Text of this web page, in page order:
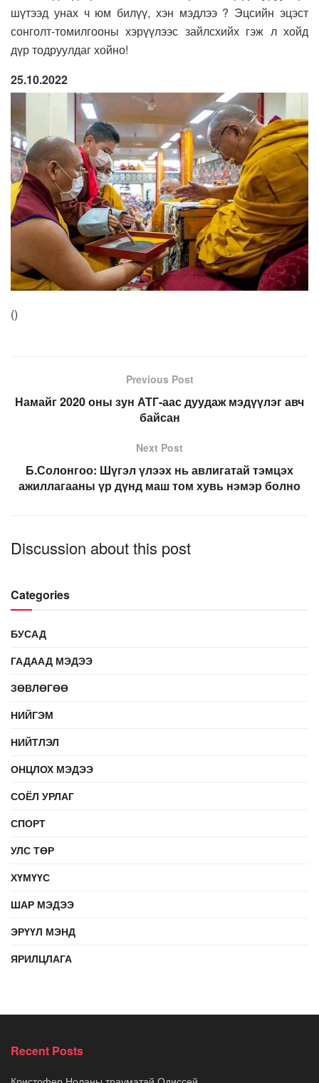
шүтээд унах ч юм билүү, хэн мэдлээ ? Эцсийн эцэст
сонголт-томилгооны хэрүүлээс зайлсхийх гэж л хойд
дүр тодруулдаг хойно!
25.10.2022
()
Previous Post
Намайг 2020 оны зун АТГ-аас дуудаж мэдүүлэг авч
байсан
Next Post
Б.Солонгоо: Шүгэл үлээх нь авлигатай тэмцэх
ажиллагааны үр дүнд маш том хувь нэмэр болно
Discussion about this post
Categories
БУСАД
ГАДААД МЭДЭЭ
ЗӨВЛӨГӨӨ
НИЙГЭМ
НИЙТЛЭЛ
ОНЦЛОХ МЭДЭЭ
СОЁЛ УРЛАГ
СПОРТ
УЛС ТӨР
ХҮМҮҮС
ШАР МЭДЭЭ
ЭРҮҮЛ МЭНД
ЯРИЛЦЛАГА
Recent Posts